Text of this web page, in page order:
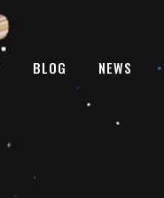
BLOG NEWS